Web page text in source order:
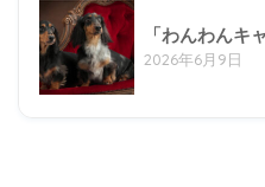
「わんわんキ
2026年6月9日